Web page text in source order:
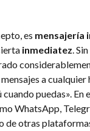
es mensajería
inmediatez.
a cualquier
cuando puedas». En
WhatsApp,
de otras